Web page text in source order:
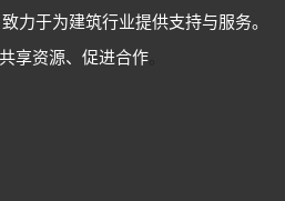
力于为建筑行业提供支持与服务。
享资源、促进合作